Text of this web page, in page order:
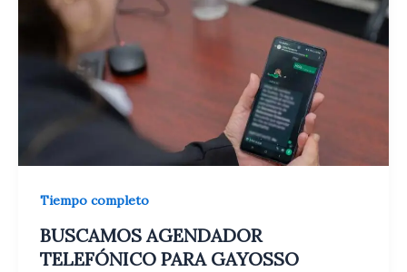
Tiempo completo
BUSCAMOS AGENDADOR
TELEFÓNICO PARA GAYOSSO